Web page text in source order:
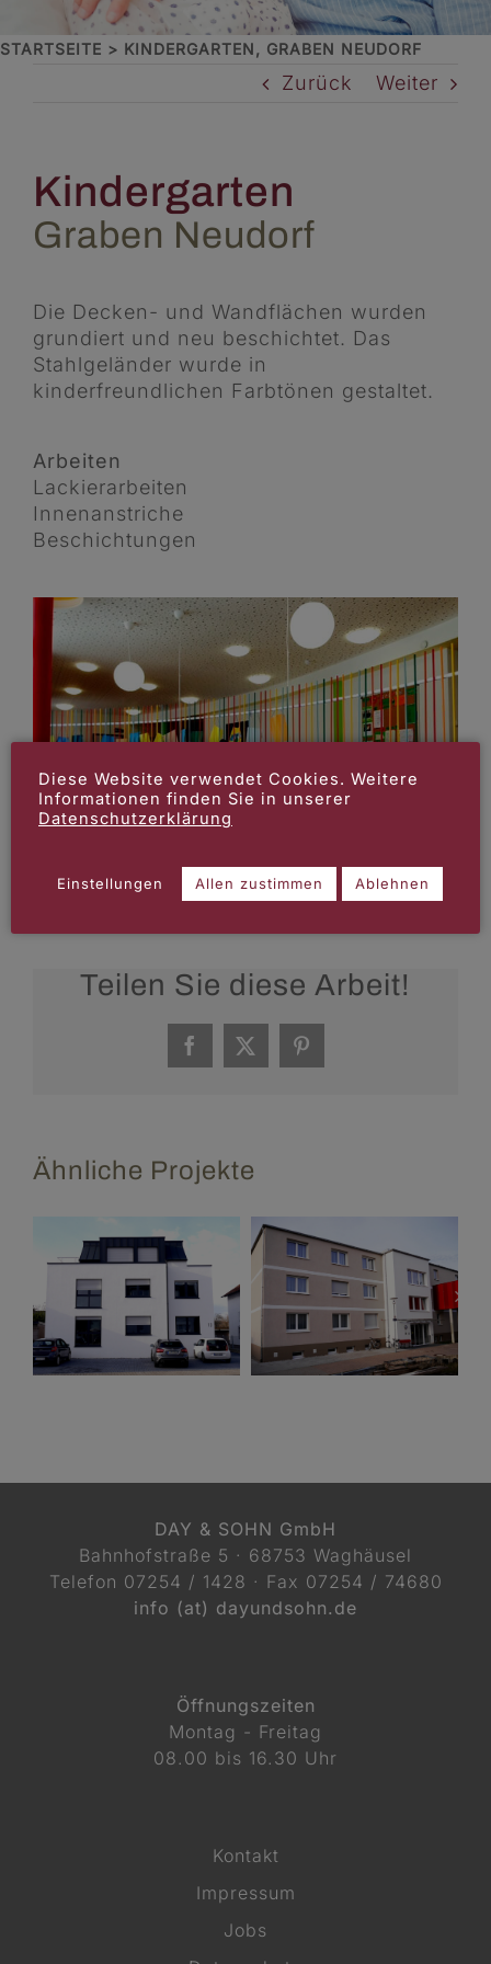
STARTSEITE KINDERGARTEN, GRABEN NEUDORF
Zurück Weiter
Kindergarten
Graben Neudorf
Die Decken- und Wandflächen wurden
grundiert und neu beschichtet. Das
Stahlgeländer wurde in
kinderfreundlichen Farbtönen gestaltet.
Arbeiten
Lackierarbeiten
Innenanstriche
Beschichtungen
Teilen Sie diese Arbeit!
Facebook
X Pinterest
Ähnliche Projekte
Mehrfamilienhaus,
Waghäusel
AWO
Seniorenhaus,
Waghäusel
DAY & SOHN GmbH
Bahnhofstraße 5 · 68753 Waghäusel
Telefon 07254 / 1428 · Fax 07254 / 74680
info (at) dayundsohn.de
Öffnungszeiten
Montag - Freitag
08.00 bis 16.30 Uhr
Kontakt
Impressum
Jobs
Diese Website verwendet Cookies. Weitere
Informationen finden Sie in unserer
Datenschutzerklärung
Einstellungen Allen zustimmen Ablehnen